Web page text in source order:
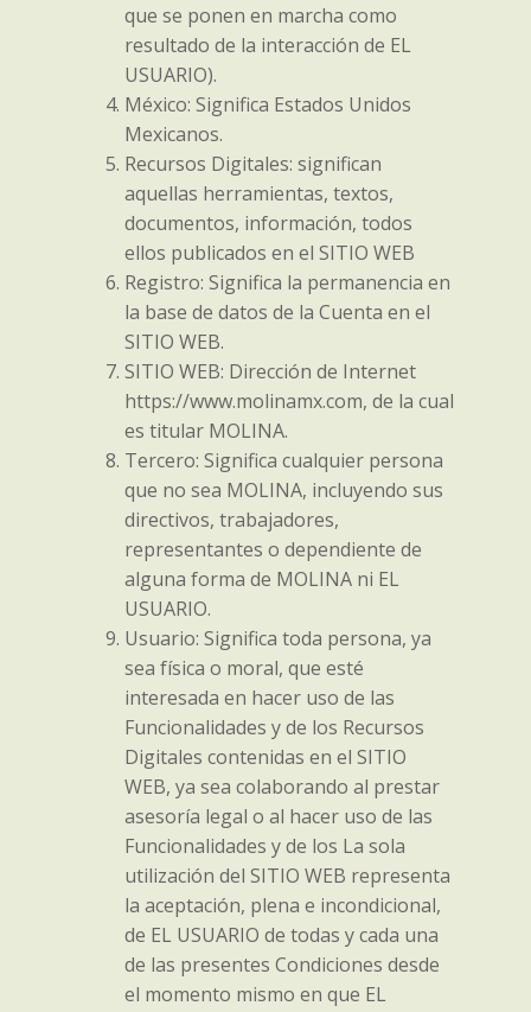
que se ponen en marcha como
resultado de la interacción de EL
USUARIO).
México: Significa Estados Unidos
Mexicanos.
Recursos Digitales: significan
aquellas herramientas, textos,
documentos, información, todos
ellos publicados en el SITIO WEB
Registro: Significa la permanencia en
la base de datos de la Cuenta en el
SITIO WEB.
SITIO WEB: Dirección de Internet
https://www.molinamx.com, de la cual
es titular MOLINA.
Tercero: Significa cualquier persona
que no sea MOLINA, incluyendo sus
directivos, trabajadores,
representantes o dependiente de
alguna forma de MOLINA ni EL
USUARIO.
Usuario: Significa toda persona, ya
sea física o moral, que esté
interesada en hacer uso de las
Funcionalidades y de los Recursos
Digitales contenidas en el SITIO
WEB, ya sea colaborando al prestar
asesoría legal o al hacer uso de las
Funcionalidades y de los La sola
utilización del SITIO WEB representa
la aceptación, plena e incondicional,
de EL USUARIO de todas y cada una
de las presentes Condiciones desde
el momento mismo en que EL